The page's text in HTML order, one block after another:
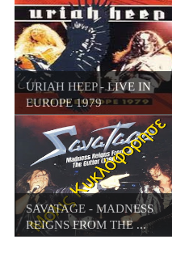
URIAH HEEP - LIVE IN
EUROPE 1979
SAVATAGE - MADNESS
REIGNS FROM THE ...